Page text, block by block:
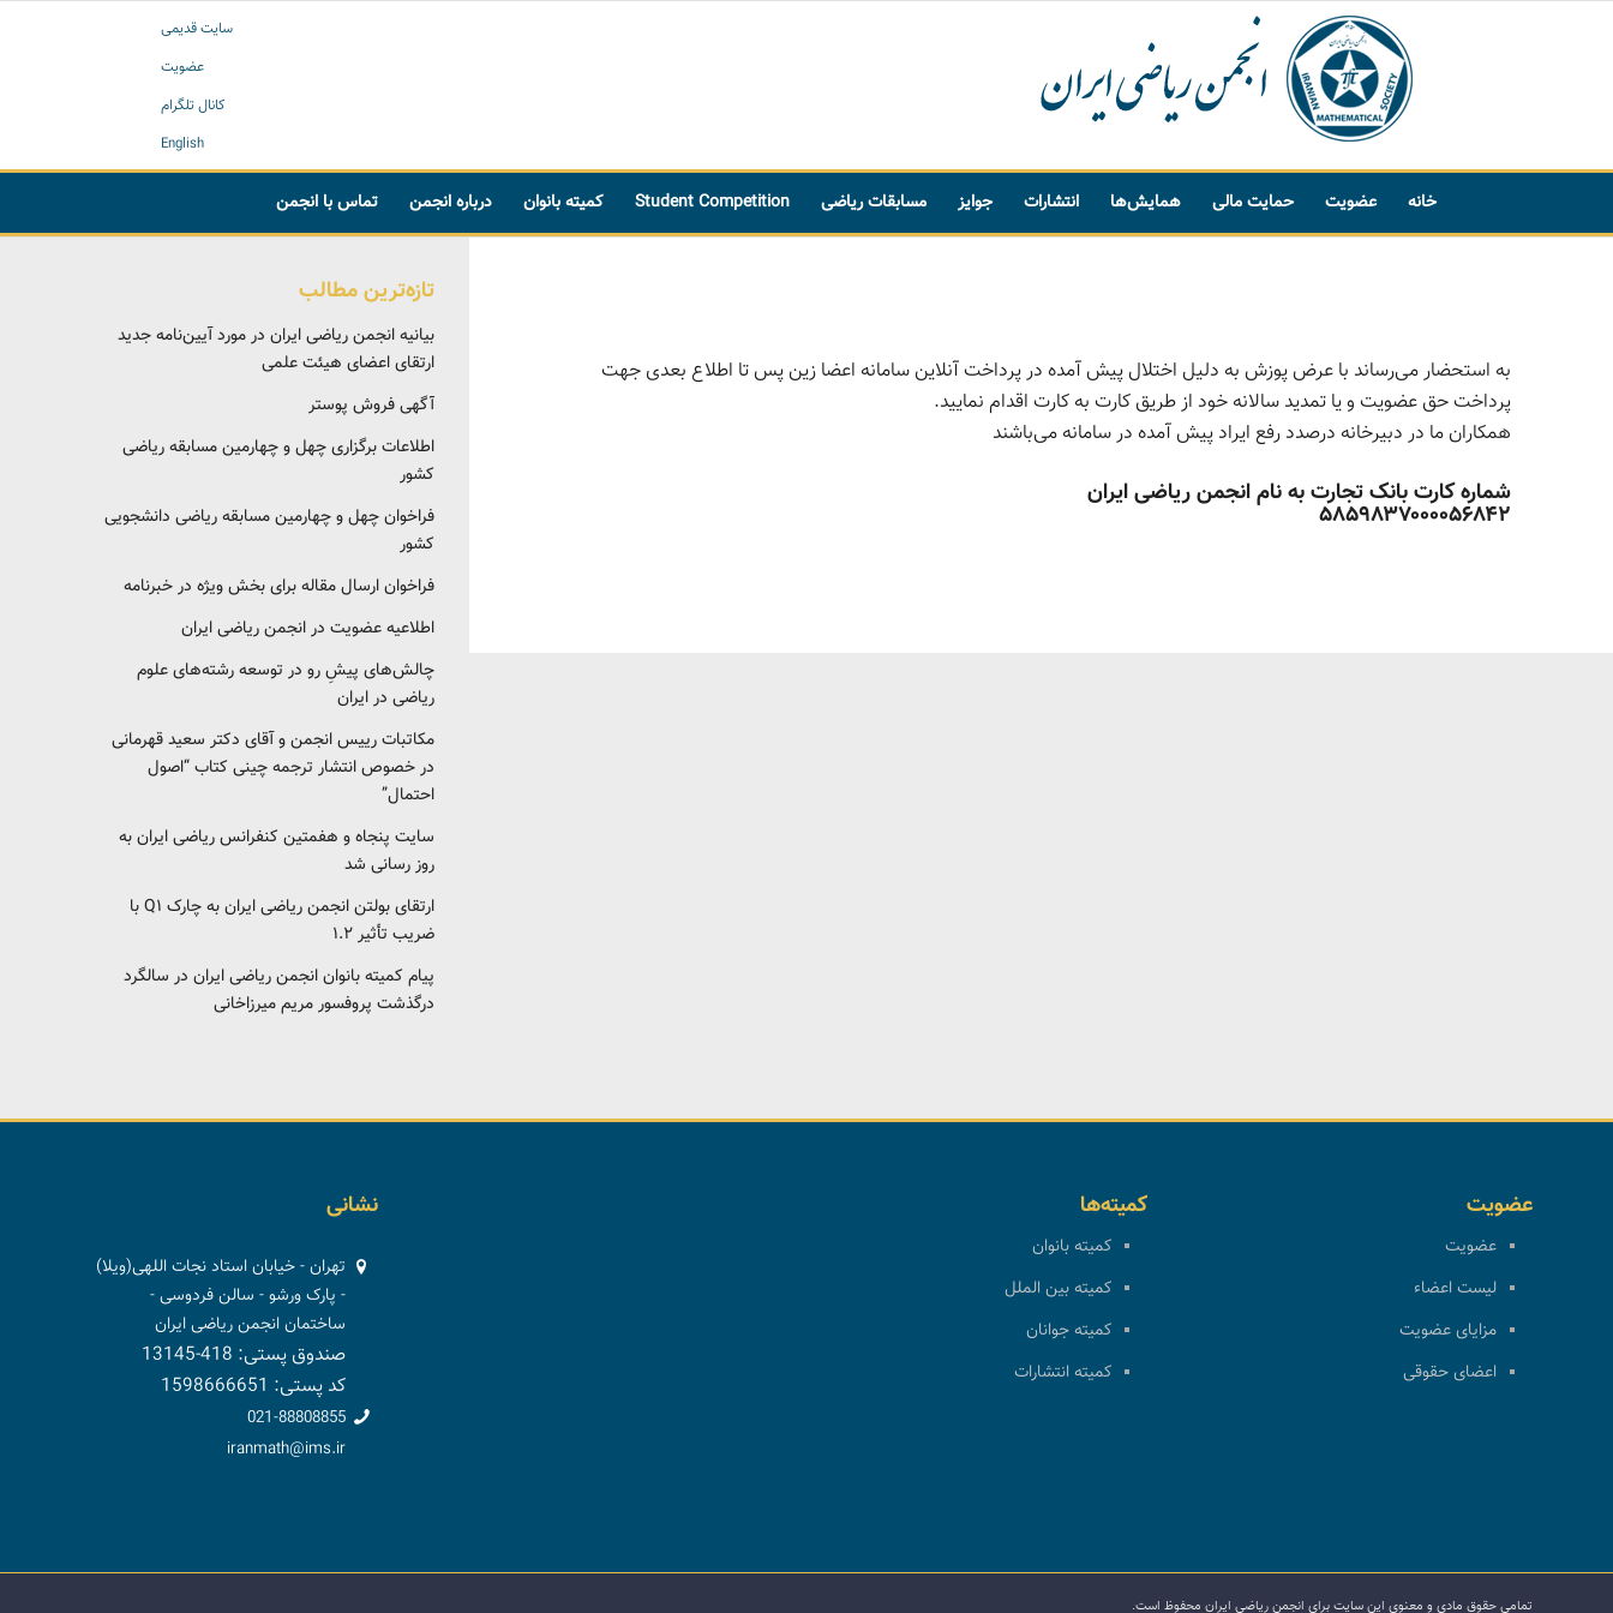
سایت قدیمی
عضویت
کانال تلگرام
English
خانه عضویت حمایت مالی همایش‌ها انتشارات جوایز مسابقات ریاضی Student Competition کمیته بانوان درباره انجمن تماس با انجمن
به استحضار می‌رساند با عرض پوزش به دلیل اختلال پیش آمده در پرداخت آنلاین سامانه اعضا زین پس تا اطلاع بعدی جهت
پرداخت حق عضویت و یا تمدید سالانه خود از طریق کارت به کارت اقدام نمایید.
همکاران ما در دبیرخانه درصدد رفع ایراد پیش آمده در سامانه می‌باشند
شماره کارت بانک تجارت به نام انجمن ریاضی ایران
۵۸۵۹۸۳۷۰۰۰۰۵۶۸۴۲
تازه‌ترین مطالب
بیانیه انجمن ریاضی ایران در مورد آیین‌نامه جدید
ارتقای اعضای هیئت علمی
آگهی فروش پوستر
اطلاعات برگزاری چهل و چهارمین مسابقه ریاضی
کشور
فراخوان چهل و چهارمین مسابقه ریاضی دانشجویی
کشور‎‎
فراخوان ارسال مقاله برای بخش ویژه در خبرنامه
اطلاعیه عضویت در انجمن ریاضی ایران
چالش‌های پیشِ رو در توسعه رشته‌های علوم
ریاضی در ایران
مکاتبات رییس انجمن و آقای دکتر سعید قهرمانی
در خصوص انتشار ترجمه چینی کتاب “اصول
احتمال”
سایت پنجاه و هفمتین کنفرانس ریاضی ایران به
روز رسانی شد
ارتقای بولتن انجمن ریاضی ایران به چارک Q1 با
ضریب تأثیر ۱.۲
پیام کمیته بانوان انجمن ریاضی ایران در سالگرد
درگذشت پروفسور مریم میرزاخانی
عضویت
عضویت
لیست اعضاء
مزایای عضویت
اعضای حقوقی
کمیته‌ها
کمیته بانوان
کمیته بین الملل
کمیته جوانان
کمیته انتشارات
نشانی
تهران - خیابان استاد نجات اللهی(ویلا)
- پارک ورشو - سالن فردوسی -
ساختمان انجمن ریاضی ایران
صندوق پستی: 418-13145
کد پستی: 1598666651
021-88808855
iranmath@ims.ir
تمامی حقوق مادی و معنوی این سایت برای انجمن ریاضی ایران محفوظ است.